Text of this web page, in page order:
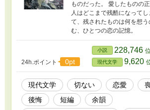
ものだった。 愛したものの
人はどこまで残酷になって
て、残されたものは何を想
む、ひとつの恋の記憶。
24h.ポイント 0pt
小説 228,746
現代文学 9,620
現代文学 切ない 恋愛
後悔
短編
余韻